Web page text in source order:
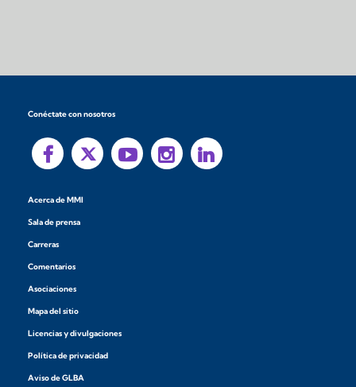
Conéctate con nosotros
Acerca de MMI
Sala de prensa
Carreras
Comentarios
Asociaciones
Mapa del sitio
Licencias y divulgaciones
Política de privacidad
Aviso de GLBA